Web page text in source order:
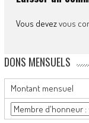
Vous devezvous
DONS MENSUELS
Montant mensuel